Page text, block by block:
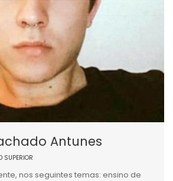
Antunes
SUPERIOR
nos seguintes temas: ensino de